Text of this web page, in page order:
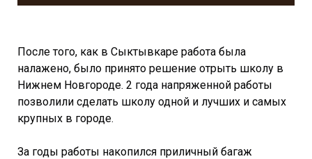
После того, как в Сыктывкаре работа была
налажено, было принято решение отрыть школу в
Нижнем Новгороде. 2 года напряженной работы
позволили сделать школу одной и лучших и самых
крупных в городе.
За годы работы накопился приличный багаж